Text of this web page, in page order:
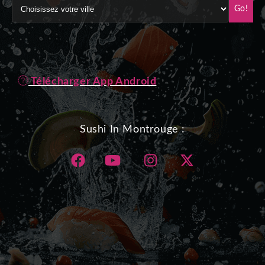
Go!
Télécharger App Android
Sushi In Montrouge :